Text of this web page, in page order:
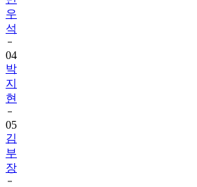
우
석
04
박
지
현
05
김
부
장